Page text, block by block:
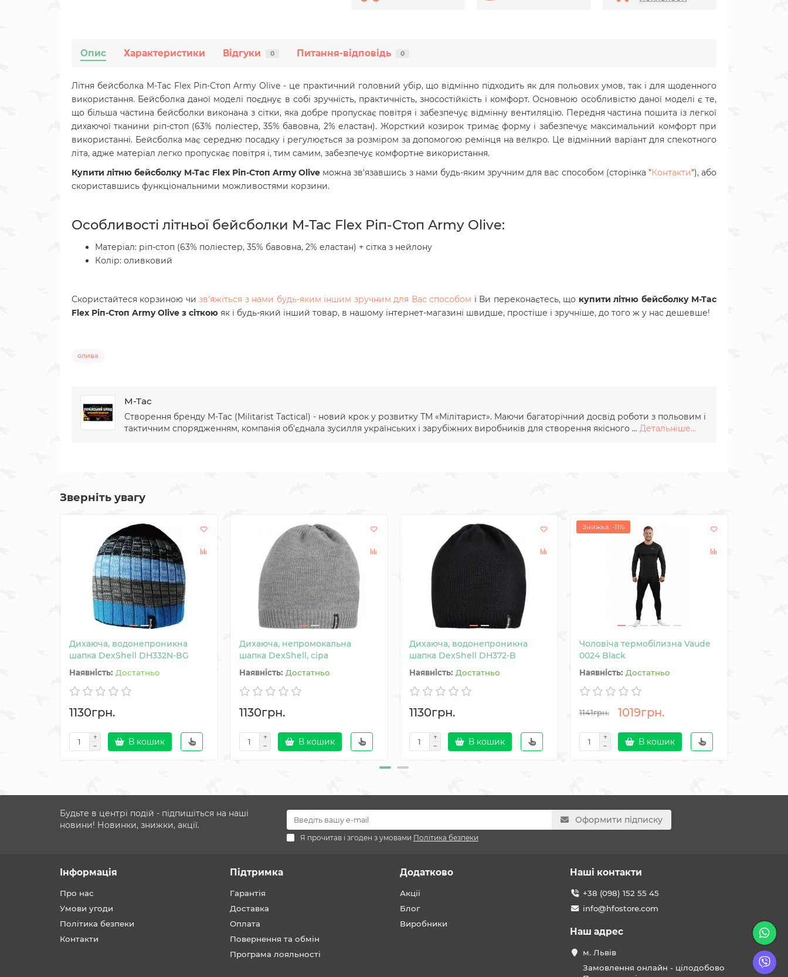
Опис Характеристики Відгуки 0 Питання-відповідь 0
Літня бейсболка M-Tac Flex Ріп-Стоп Army Olive - це практичний головний убір, що відмінно підходить як для польових умов, так і для щоденного
використання. Бейсболка даної моделі поєднує в собі зручність, практичність, зносостійкість і комфорт.Основною особливістю даної моделі є те,
що більша частина бейсболки виконана з сітки, яка добре пропускає повітря і забезпечує відмінну вентиляцію. Передня частина пошита із легкої
дихаючої тканини ріп-стоп (63% поліестер, 35% бавовна, 2% еластан). Жорсткий козирок тримає форму і забезпечує максимальний комфорт при
використанні. Бейсболка має середню посадку і регулюється за розміром за допомогою ремінця на велкро. Це відмінний варіант для спекотного
літа, адже матеріал легко пропускає повітря і, тим самим, забезпечує комфортне використання.
Купити літню бейсболку M-Tac Flex Ріп-Стоп Army Olive можна зв'язавшись з нами будь-яким зручним для вас способом (сторінка "Контакти"), або
скориставшись функціональними можливостями корзини.
Особливості літньої бейсболки M-Tac Flex Ріп-Стоп Army Olive:
Матеріал: ріп-стоп (63% поліестер, 35% бавовна, 2% еластан) + сітка з нейлону
Колір: оливковий
Скористайтеся корзиною чизв'яжіться з нами будь-яким іншим зручним для Вас способом і Ви переконаєтесь, що купити літню бейсболку M-Tac
Flex Ріп-Стоп Army Olive з сіткою як і будь-який інший товар, в нашому інтернет-магазині швидше, простіше і зручніше, до того ж у нас дешевше!
олива
M-Tac
Створення бренду М-Тас (Militarist Тactical) - новий крок у розвитку ТМ «Мілітарист». Маючи багаторічний досвід роботи з польовим і
тактичним спорядженням, компанія об'єднала зусилля українських і зарубіжних виробників для створення якісного ... Детальніше...
Зверніть увагу
Дихаюча, водонепроникна
шапка DexShell DH332N-BG
Достатньо
1130грн.
В кошик
Дихаюча, непромокальна
шапка DexShell, сіра
Достатньо
1130грн.
В кошик
Дихаюча, водонепроникна
шапка DexShell DH372-B
Достатньо
1130грн.
В кошик
Знижка: -11%
Чоловіча термобілизна Vaude
0024 Black
Достатньо
1141грн. 1019грн.
В кошик
Будьте в центрі подій - підпишіться на наші
новини! Новинки, знижки, акції.
Оформити підписку
Я прочитав і згоден з умовами Політика безпеки
Інформація
Про нас
Умови угоди
Політика безпеки
Контакти
Підтримка
Гарантія
Доставка
Оплата
Повернення та обмін
Програма лояльності
Додатково
Акції
Блог
Виробники
Наші контакти
+38 (098) 152 55 45
info@hfostore.com
Наш адрес
м. Львів
Замовлення онлайн - цілодобово